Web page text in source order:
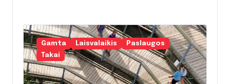
š
ųGamta Laisvalaikis
Paslaugos
Takai